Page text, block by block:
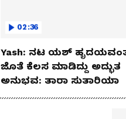
02:36
Yash: ನಟ ಯಶ್​
ಜೊತೆ ಕೆಲಸ ಮಾಡಿದ್ದು ಅದ್ಭುತ
ಅನುಭವ: ತಾರಾ ಸುತಾರಿಯಾ